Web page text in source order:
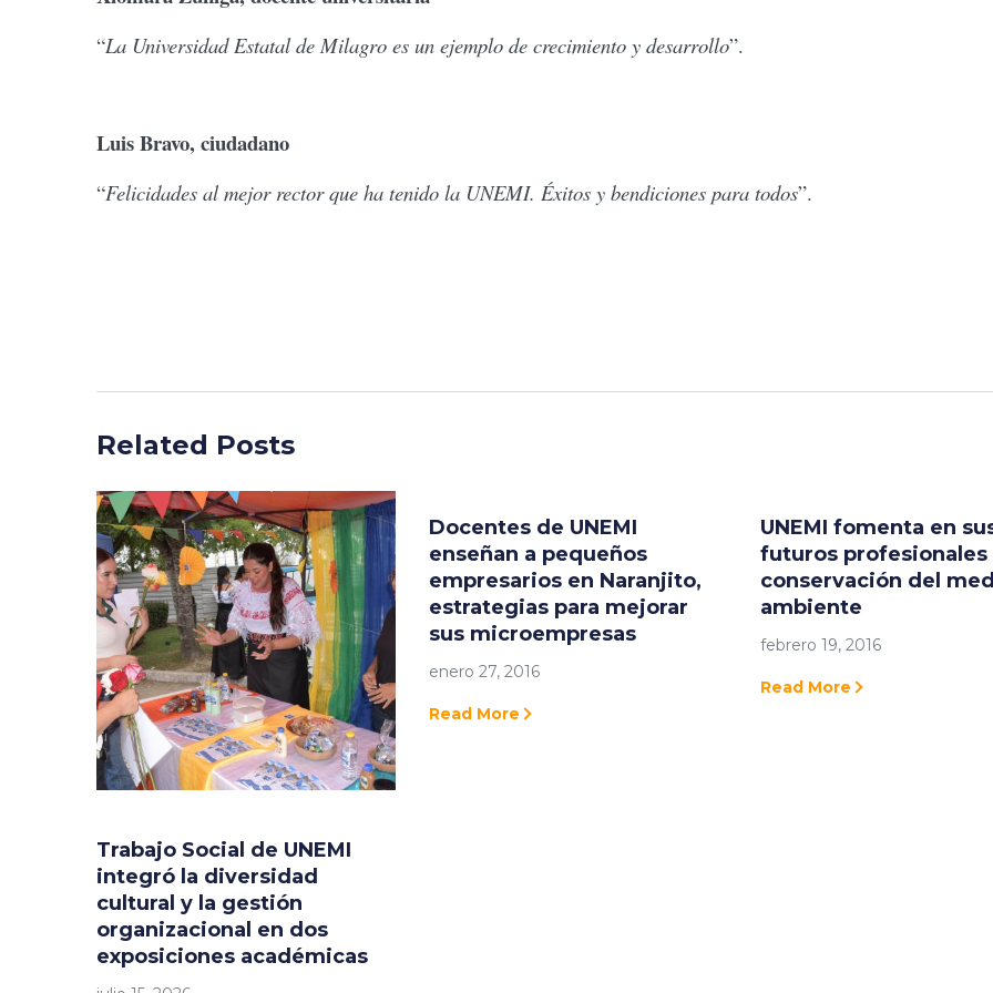
“La Universidad Estatal de Milagro es un ejemplo de crecimiento y desarrollo”.
Luis Bravo, ciudadano
“Felicidades al mejor rector que ha tenido la UNEMI. Éxitos y bendiciones para todos”.
Related Posts
Trabajo Social de UNEMI
integró la diversidad
cultural y la gestión
organizacional en dos
exposiciones académicas
Docentes de UNEMI
enseñan a pequeños
empresarios en Naranjito,
estrategias para mejorar
sus microempresas
enero 27, 2016
Read More
UNEMI fomenta en
futuros profesionales
conservación del
ambiente
febrero 19, 2016
Read More